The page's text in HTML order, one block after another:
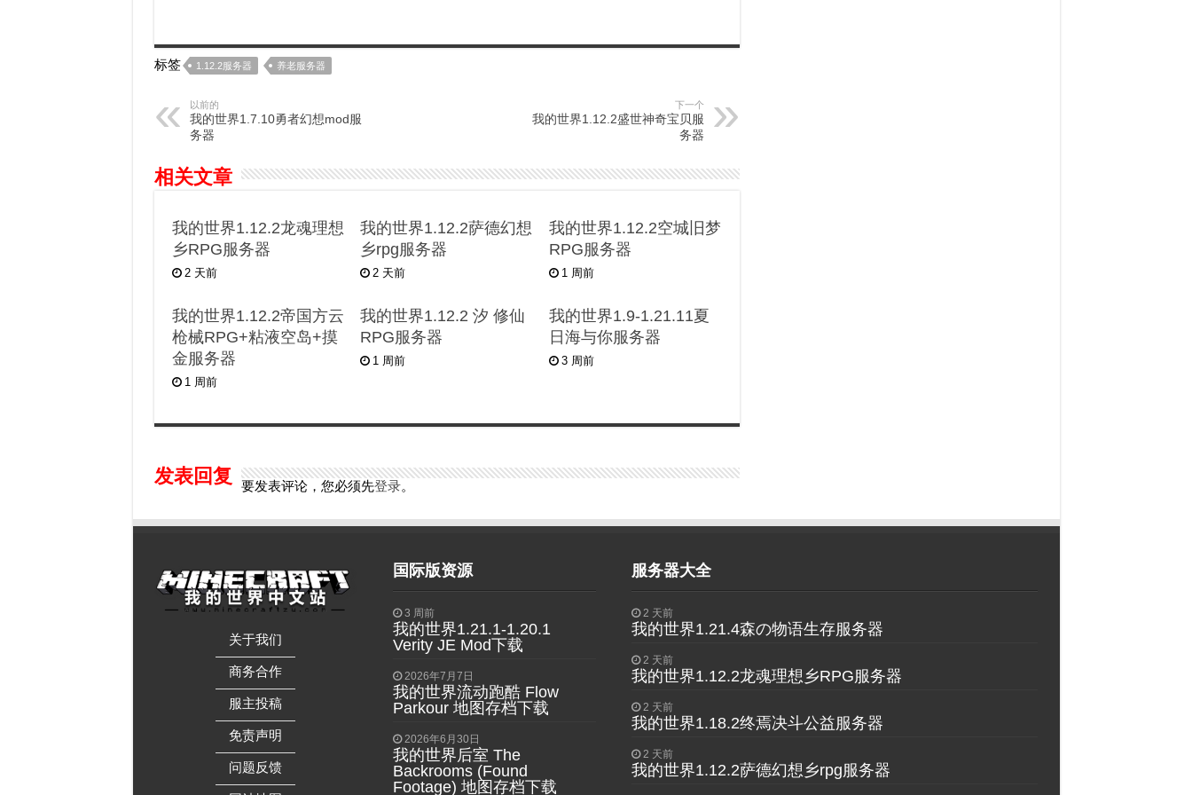
标签 1.12.2服务器 养老服务器
以前的
我的世界1.7.10勇者幻想mod服
务器
下一个
我的世界1.12.2盛世神奇宝贝服
务器
相关文章
我的世界1.12.2龙魂理想
乡RPG服务器
2 天前
我的世界1.12.2萨德幻想
乡rpg服务器
2 天前
我的世界1.12.2空城旧梦
RPG服务器
1 周前
我的世界1.12.2帝国方云
枪械RPG+粘液空岛+摸
金服务器
1 周前
我的世界1.12.2 汐 修仙
RPG服务器
1 周前
我的世界1.9-1.21.11夏
日海与你服务器
3 周前
发表回复 要发表评论，您必须先登录。
关于我们
——————
商务合作
——————
服主投稿
——————
免责声明
——————
问题反馈
——————
国际版资源
3 周前
我的世界1.21.1-1.20.1
Verity JE Mod下载
2026年7月7日
我的世界流动跑酷 Flow
Parkour 地图存档下载
2026年6月30日
我的世界后室 The
Backrooms (Found
Footage) 地图存档下载
服务器大全
2 天前
我的世界1.21.4森の物语生存服务器
2 天前
我的世界1.12.2龙魂理想乡RPG服务器
2 天前
我的世界1.18.2终焉决斗公益服务器
2 天前
我的世界1.12.2萨德幻想乡rpg服务器